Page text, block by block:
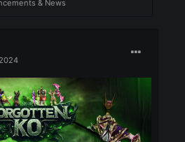
22, 2024